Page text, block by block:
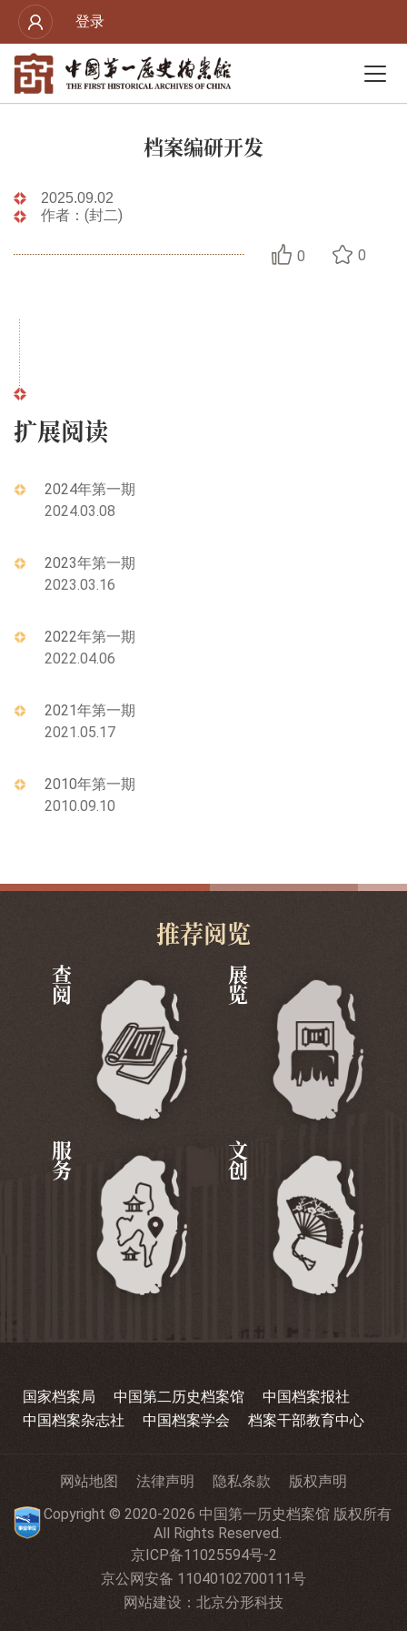
登录
档案编研开发
2025.09.02
作者：(封二)
0 0
扩展阅读
2024年第一期
2024.03.08
2023年第一期
2023.03.16
2022年第一期
2022.04.06
2021年第一期
2021.05.17
2010年第一期
2010.09.10
推荐阅览
查阅 展览
服务 文创
国家档案局 中国第二历史档案馆
中国档案报社
中国档案杂志社
中国档案学会 档案干部教育中心
网站地图 法律声明 隐私条款
版权声明
Copyright © 2020-2026 中国第一历史档案馆 版权所有
All Rights Reserved.
京ICP备11025594号-2
京公网安备 11040102700111号
网站建设 ： 北京分形科技